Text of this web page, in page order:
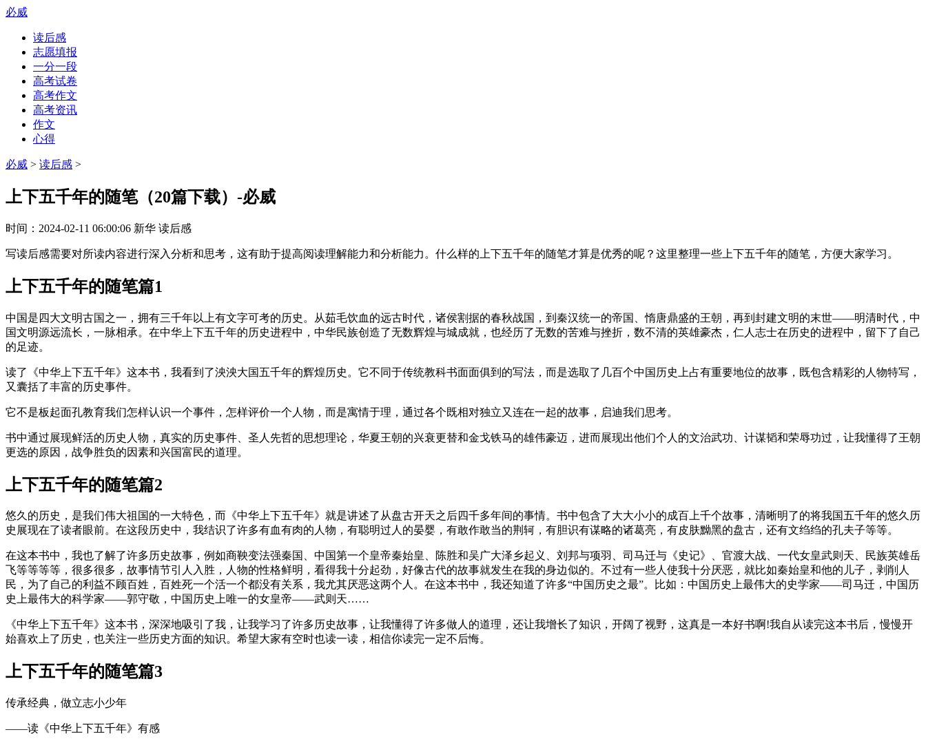
必威
读后感
志愿填报
一分一段
高考试卷
高考作文
高考资讯
作文
心得
必威 > 读后感 >
上下五千年的随笔（20篇下载）-必威
时间： 2024-02-11 06:00:06 新华 读后感
写读后感需要对所读内容进行深入分析和思考，这有助于提高阅读理解能力和分析能力。什么样的上下五千年的随笔才算是优秀的呢？这里整理一些上下五千年的随笔，方便大家学习。
上下五千年的随笔篇1
中国是四大文明古国之一，拥有三千年以上有文字可考的历史。从茹毛饮血的远古时代，诸侯割据的春秋战国，到秦汉统一的帝国、惰唐鼎盛的王朝，再到封建文明的末世——明清时代，中
国文明源远流长，一脉相承。在中华上下五千年的历史进程中，中华民族创造了无数辉煌与城成就，也经历了无数的苦难与挫折，数不清的英雄豪杰，仁人志士在历史的进程中，留下了自己
的足迹。
读了《中华上下五千年》这本书，我看到了泱泱大国五千年的辉煌历史。它不同于传统教科书面面俱到的写法，而是选取了几百个中国历史上占有重要地位的故事，既包含精彩的人物特写，
又囊括了丰富的历史事件。
它不是板起面孔教育我们怎样认识一个事件，怎样评价一个人物，而是寓情于理，通过各个既相对独立又连在一起的故事，启迪我们思考。
书中通过展现鲜活的历史人物，真实的历史事件、圣人先哲的思想理论，华夏王朝的兴衰更替和金戈铁马的雄伟豪迈，进而展现出他们个人的文治武功、计谋韬和荣辱功过，让我懂得了王朝
更选的原因，战争胜负的因素和兴国富民的道理。
上下五千年的随笔篇2
悠久的历史，是我们伟大祖国的一大特色，而《中华上下五千年》就是讲述了从盘古开天之后四千多年间的事情。书中包含了大大小小的成百上千个故事，清晰明了的将我国五千年的悠久历
史展现在了读者眼前。在这段历史中，我结识了许多有血有肉的人物，有聪明过人的晏婴，有敢作敢当的荆轲，有胆识有谋略的诸葛亮，有皮肤黝黑的盘古，还有文绉绉的孔夫子等等。
在这本书中，我也了解了许多历史故事，例如商鞅变法强秦国、中国第一个皇帝秦始皇、陈胜和吴广大泽乡起义、刘邦与项羽、司马迁与《史记》、官渡大战、一代女皇武则天、民族英雄岳
飞等等等等，很多很多，故事情节引人入胜，人物的性格鲜明，看得我十分起劲，好像古代的故事就发生在我的身边似的。不过有一些人使我十分厌恶，就比如秦始皇和他的儿子，剥削人
民，为了自己的利益不顾百姓，百姓死一个活一个都没有关系，我尤其厌恶这两个人。在这本书中，我还知道了许多“中国历史之最”。比如：中国历史上最伟大的史学家——司马迁，中国历
史上最伟大的科学家——郭守敬，中国历史上唯一的女皇帝——武则天……
《中华上下五千年》这本书，深深地吸引了我，让我学习了许多历史故事，让我懂得了许多做人的道理，还让我增长了知识，开阔了视野，这真是一本好书啊!我自从读完这本书后，慢慢开
始喜欢上了历史，也关注一些历史方面的知识。希望大家有空时也读一读，相信你读完一定不后悔。
上下五千年的随笔篇3
传承经典，做立志小少年
——读《中华上下五千年》有感